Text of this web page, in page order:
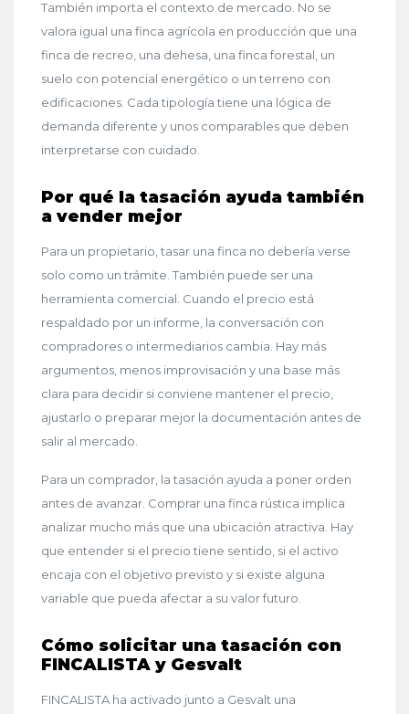
También importa el contexto de mercado. No se
valora igual una finca agrícola en producción que una
finca de recreo, una dehesa, una finca forestal, un
suelo con potencial energético o un terreno con
edificaciones. Cada tipología tiene una lógica de
demanda diferente y unos comparables que deben
interpretarse con cuidado.
Por qué la tasación ayuda también
a vender mejor
Para un propietario, tasar una finca no debería verse
solo como un trámite. También puede ser una
herramienta comercial. Cuando el precio está
respaldado por un informe, la conversación con
compradores o intermediarios cambia. Hay más
argumentos, menos improvisación y una base más
clara para decidir si conviene mantener el precio,
ajustarlo o preparar mejor la documentación antes de
salir al mercado.
Para un comprador, la tasación ayuda a poner orden
antes de avanzar. Comprar una finca rústica implica
analizar mucho más que una ubicación atractiva. Hay
que entender si el precio tiene sentido, si el activo
encaja con el objetivo previsto y si existe alguna
variable que pueda afectar a su valor futuro.
Cómo solicitar una tasación con
FINCALISTA y Gesvalt
FINCALISTA ha activado junto a Gesvalt una